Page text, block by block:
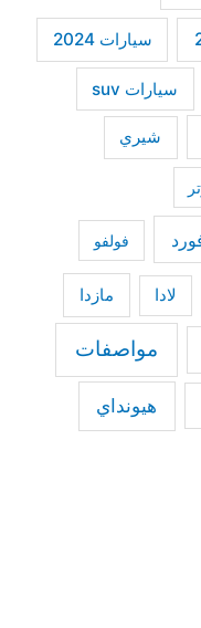
سيارات 2024
سيارات suv
شيري
فولفو
لادا مازدا
مواصفات
هيونداي